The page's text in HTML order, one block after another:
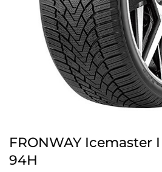
FRONWAY Icemaster
94H